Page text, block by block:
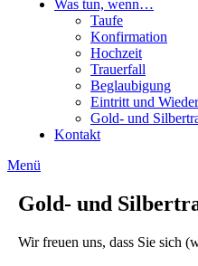
Was tun, wenn…
Taufe
Konfirmation
Hochzeit
Trauerfall
Beglaubigung
Eintritt und
Gold- und
Kontakt
Menü
Gold- und
Wir freuen uns, dass Sie sich